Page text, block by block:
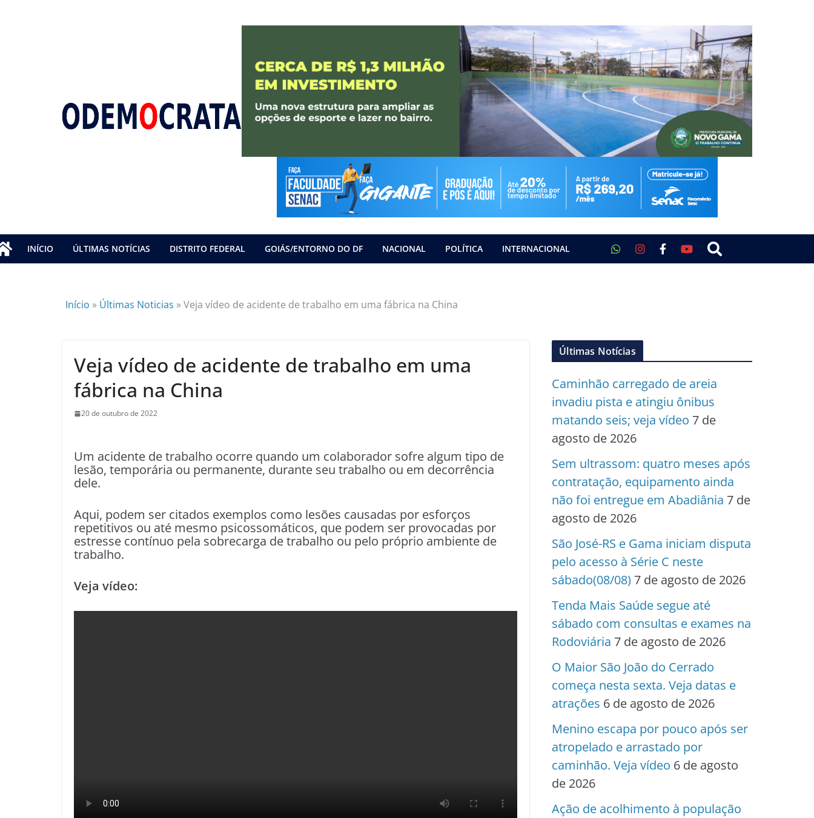
INÍCIO ÚLTIMAS NOTÍCIAS DISTRITO FEDERAL GOIÁS/ENTORNO DO DF NACIONAL POLÍTICA INTERNACIONAL
Início » Últimas Noticias »Veja vídeo de acidente de trabalho em uma fábrica na China
Veja vídeo de acidente de trabalho em uma
fábrica na China
20 de outubro de 2022
Um acidente de trabalho ocorre quando um colaborador sofre algum tipo de
lesão, temporária ou permanente, durante seu trabalho ou em decorrência
dele.
Aqui, podem ser citados exemplos como lesões causadas por esforços
repetitivos ou até mesmo psicossomáticos, que podem ser provocadas por
estresse contínuo pela sobrecarga de trabalho ou pelo próprio ambiente de
trabalho.
Veja vídeo:
Últimas Notícias
Caminhão carregado de areia
invadiu pista e atingiu ônibus
matando seis; veja vídeo 7 de
agosto de 2026
Sem ultrassom: quatro meses após
contratação, equipamento ainda
não foi entregue em Abadiânia 7 de
agosto de 2026
São José-RS e Gama iniciam disputa
pelo acesso à Série C neste
sábado(08/08) 7 de agosto de 2026
Tenda Mais Saúde segue até
sábado com consultas e exames na
Rodoviária 7 de agosto de 2026
O Maior São João do Cerrado
começa nesta sexta. Veja datas e
atrações 6 de agosto de 2026
Menino escapa por pouco após ser
atropelado e arrastado por
caminhão. Veja vídeo 6 de agosto
de 2026
Ação de acolhimento à população